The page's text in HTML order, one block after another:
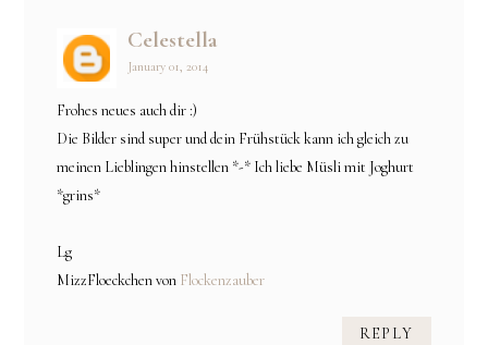
Celestella
January 01, 2014
Frohes neues auch dir :)
Die Bilder sind super und dein Frühstück kann ich gleich zu
meinen Lieblingen hinstellen *-* Ich liebe Müsli mit Joghurt
*grins*
Lg
MizzFloeckchen von Flockenzauber
REPLY